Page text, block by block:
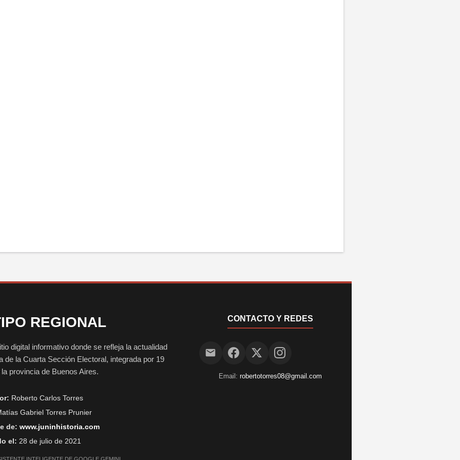
REGIONAL
digital informativo donde se refleja la actualidad
de la Cuarta Sección Electoral, integrada por 19
provincia de Buenos Aires.
Roberto Carlos Torres
Gabriel Torres Prunier
de: www.juninhistoria.com
el: 28 de julio de 2021
INTELIGENTE DE GOOGLE GEMINI
CONTACTO Y REDES
Email: robertotorres08@gmail.com